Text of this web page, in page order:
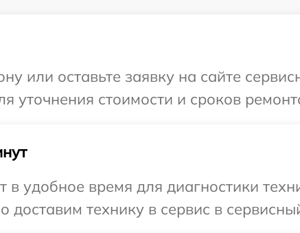
или оставьте заявку на сайте
уточнения стоимости и сроков
удобное время для диагностики
доставим технику в сервис в